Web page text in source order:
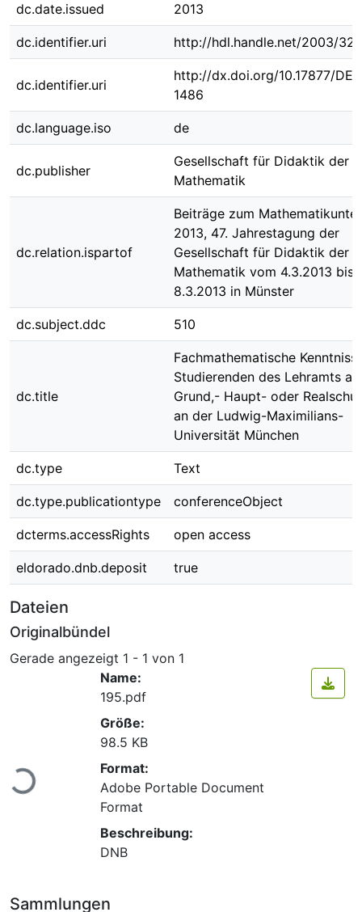
dc.date.issued 2013
dc.identifier.uri http://hdl.handle.net/2003/
dc.identifier.uri
http://dx.doi.org/10.17877/
1486
dc.language.iso de
dc.publisher
Gesellschaft für Didaktik der
Mathematik
dc.relation.ispartof
Beiträge zum
2013, 47. Jahrestagung der
Gesellschaft für Didaktik der
Mathematik vom 4.3.2013 bis
8.3.2013 in Münster
dc.subject.ddc 510
dc.title
Fachmathematische
Studierenden des Lehramts an
Grund,- Haupt- oder
an der Ludwig-Maximilians-
Universität München
dc.type Text
dc.type.publicationtype conferenceObject
dcterms.accessRights open access
eldorado.dnb.deposit true
Dateien
Originalbündel
Gerade angezeigt 1 - 1 von 1
Lade...
Name:
195.pdf
Größe:
98.5 KB
Format:
Adobe Portable Document
Format
Beschreibung:
DNB
Sammlungen